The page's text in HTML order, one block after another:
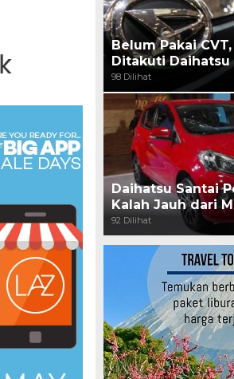
Belum Pakai
Ditakuti Daihatsu
98 Dilihat
Daihatsu Santai
Kalah Jauh dari
92 Dilihat